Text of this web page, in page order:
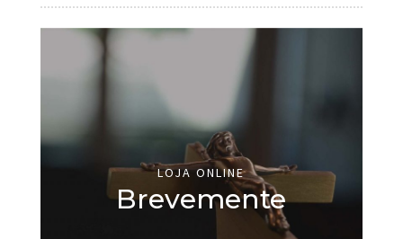
LOJA ONLINE
Brevemente